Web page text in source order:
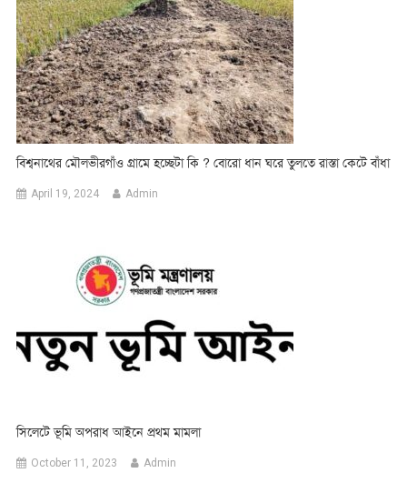
বিশ্বনাথের মৌলভীরগাঁও গ্রামে হচ্ছেটা কি ? বোরো ধান ঘরে তুলতে রাস্তা কেটে বাঁধা
April 19, 2024 Admin
সিলেটে ভূমি অপরাধ আইনে প্রথম মামলা
October 11, 2023 Admin